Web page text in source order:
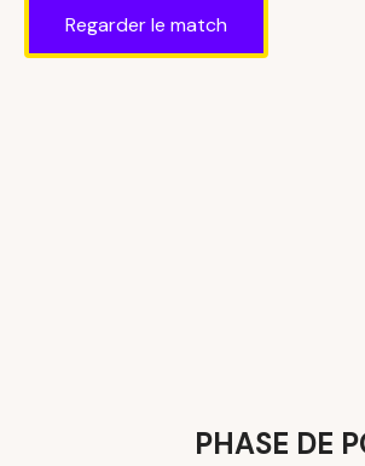
Regarder le match
PHASE DE